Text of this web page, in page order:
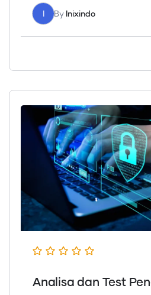
I By Inixindo
Analisa dan Test